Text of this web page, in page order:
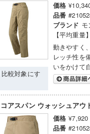
比較対象にす
価格
品番
ブランド モ
【平均重量
動きやすく
レッチ性を
いをかけて
コアスパン ウォッシュア
価格 ¥7,920
品番